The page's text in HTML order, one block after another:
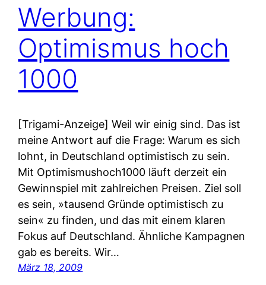
Werbung:
Optimismus hoch
1000
[Trigami-Anzeige] Weil wir einig sind. Das ist
meine Antwort auf die Frage: Warum es sich
lohnt, in Deutschland optimistisch zu sein.
Mit Optimismushoch1000 läuft derzeit ein
Gewinnspiel mit zahlreichen Preisen. Ziel soll
es sein, »tausend Gründe optimistisch zu
sein« zu finden, und das mit einem klaren
Fokus auf Deutschland. Ähnliche Kampagnen
gab es bereits. Wir…
März 18, 2009